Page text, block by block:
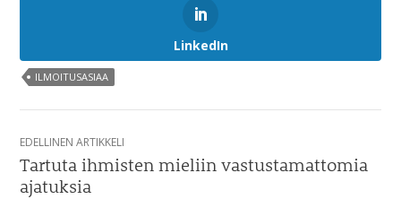
LinkedIn
ILMOITUSASIAA
Artikkelien
selaus
EDELLINEN ARTIKKELI
Tartuta ihmisten mieliin vastustamattomia
ajatuksia